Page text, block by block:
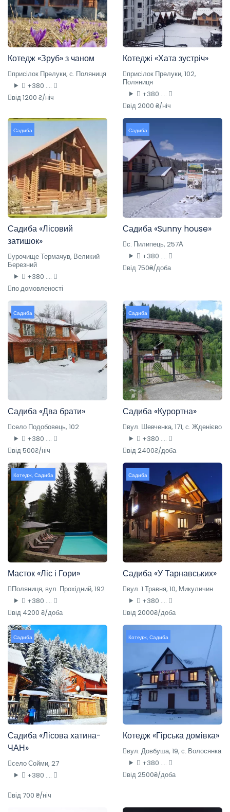
Котедж «Зруб» з чаном
присілок Прелуки, с. Поляниця
+380 ....
від 1200 ₴/ніч
Котеджі «Хата зустріч»
присілок Прелуки, 102,
Поляниця
+380 ....
від 2000 ₴/ніч
Садиба
Садиба «Лісовий
затишок»
урочище Термачув, Великий
Березний
+380 ....
по домовленості
Садиба
Садиба «Sunny house»
с. Пилипець, 257А
+380 ....
від 750₴/доба
Садиба
Садиба «Два брати»
село Подобовець, 102
+380 ....
від 500₴/ніч
Садиба
Садиба «Курортна»
вул. Шевченка, 171, с. Жденієво
+380 ....
від 2400₴/доба
Котедж, Садиба
Маєток «Ліс і Гори»
Поляниця, вул. Прохідний, 192
+380 ....
від 4200 ₴/доба
Садиба
Садиба «У Тарнавських»
вул. 1 Травня, 10, Микуличин
+380 ....
від 2000₴/доба
Садиба
Садиба «Лісова хатина-
ЧАН»
село Сойми, 27
+380 ....
від 700 ₴/ніч
Котедж, Садиба
Котедж «Гірська домівка»
вул. Довбуша, 19, с. Волосянка
+380 ....
від 2500₴/доба